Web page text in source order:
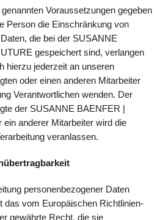
Voraussetzungen gegeben
Person die Einschränkung von
die bei der SUSANNE
gespeichert sind, verlangen
hierzu jederzeit an unseren
oder einen anderen Mitarbeiter
Verantwortlichen wenden. Der
der SUSANNE BAENFER |
anderer Mitarbeiter wird die
veranlassen.
personenbezogener Daten
das vom Europäischen Richtlinien-
gewährte Recht, die sie